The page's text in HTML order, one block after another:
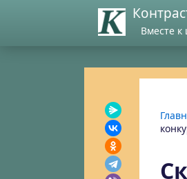
Вместе к